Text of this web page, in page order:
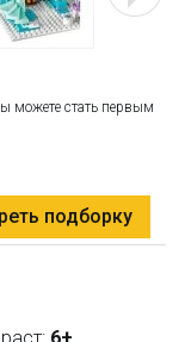
можете стать первым
подборку